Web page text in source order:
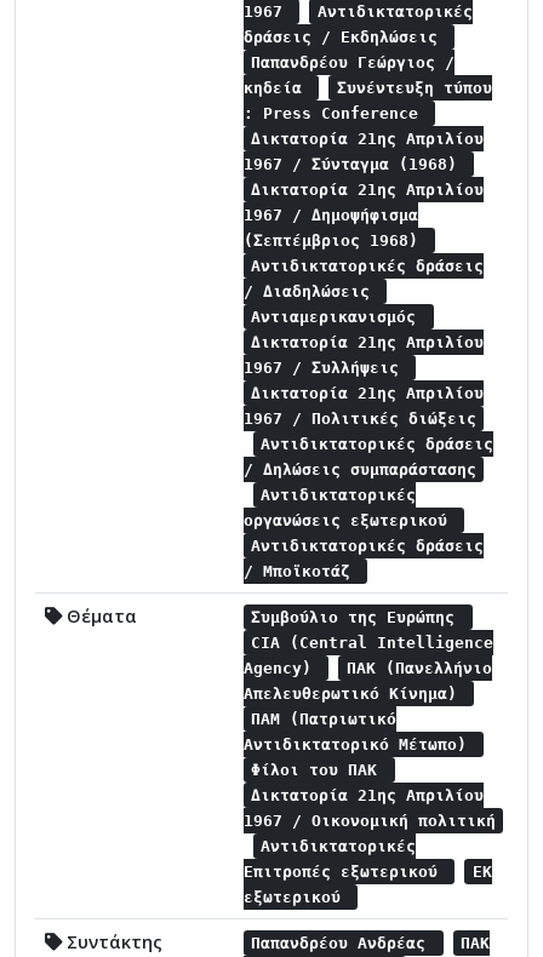
1967
Αντιδικτατορικές
δράσεις / Εκδηλώσεις
Παπανδρέου Γεώργιος /
κηδεία
Συνέντευξη τύπου
: Press Conference
Δικτατορία 21ης Απριλίου
1967 / Σύνταγμα (1968)
Δικτατορία 21ης Απριλίου
1967 / Δημοψήφισμα
(Σεπτέμβριος 1968)
Αντιδικτατορικές δράσεις
/ Διαδηλώσεις
Αντιαμερικανισμός
Δικτατορία 21ης Απριλίου
1967 / Συλλήψεις
Δικτατορία 21ης Απριλίου
1967 / Πολιτικές διώξεις
Αντιδικτατορικές δράσεις
/ Δηλώσεις συμπαράστασης
Αντιδικτατορικές
οργανώσεις εξωτερικού
Αντιδικτατορικές δράσεις
/ Μποϊκοτάζ
Θέματα
Συμβούλιο της Ευρώπης
CIA (Central Intelligence
Agency)
ΠΑΚ (Πανελλήνιο
Απελευθερωτικό Κίνημα)
ΠΑΜ (Πατριωτικό
Αντιδικτατορικό Μέτωπο)
Φίλοι του ΠΑΚ
Δικτατορία 21ης Απριλίου
1967 / Οικονομική πολιτική
Αντιδικτατορικές
Επιτροπές εξωτερικού
ΕΚ
εξωτερικού
Συντάκτης Παπανδρέου Ανδρέας
ΠΑΚ